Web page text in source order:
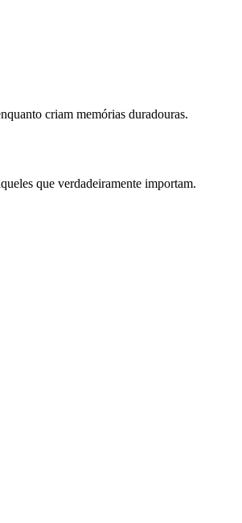
criam memórias duradouras.
que verdadeiramente importam.